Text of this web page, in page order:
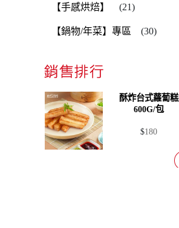
【手感烘焙】 (21)
【鍋物/年菜】專區 (30)
酥炸台式蘿蔔糕
600G/包
$180